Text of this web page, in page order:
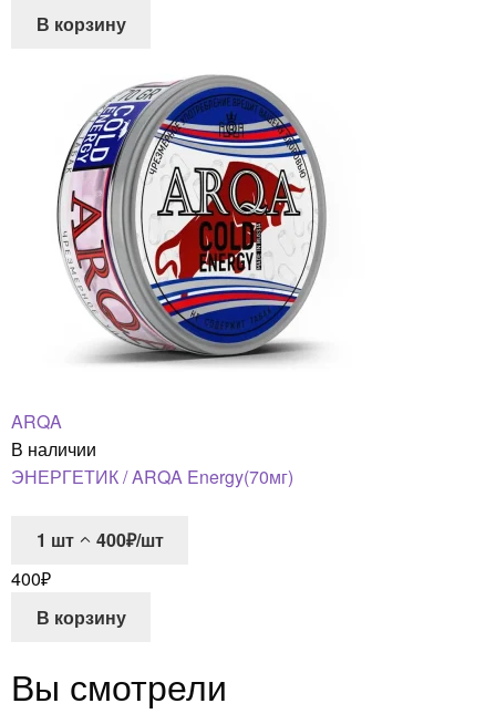
В корзину
ARQA
В наличии
ЭНЕРГЕТИК / ARQA Energy(70мг)
1 шт
400₽/шт
400₽
В корзину
Вы смотрели